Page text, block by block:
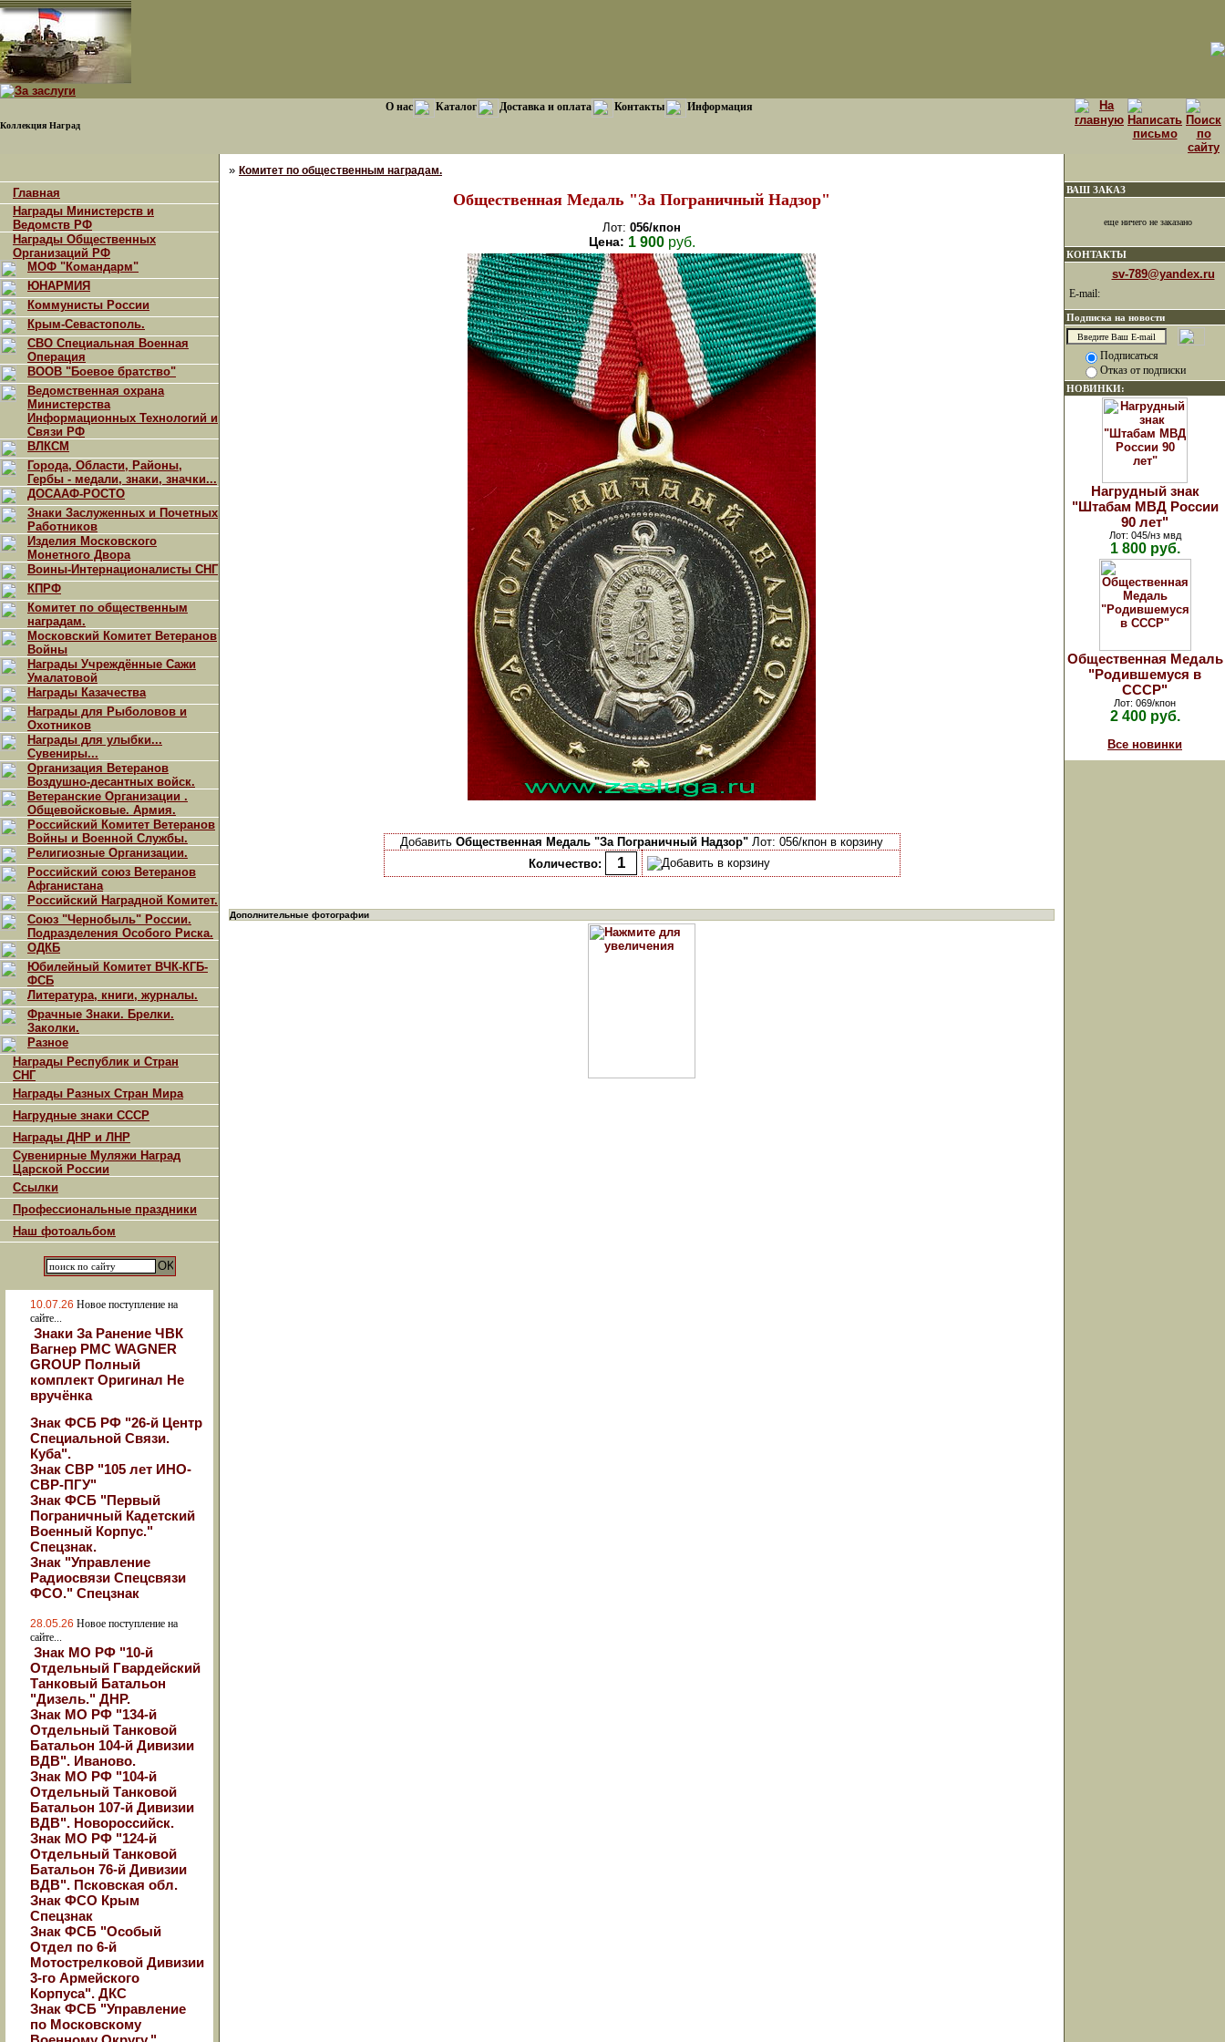
Коллекция Наград
О нас Каталог Доставка и оплата Контакты Информация
Главная
Награды Министерств и
Ведомств РФ
Награды Общественных
Организаций РФ
МОФ "Командарм"
ЮНАРМИЯ
Коммунисты России
Крым-Севастополь.
СВО Специальная Военная
Операция
ВООВ "Боевое братство"
Ведомственная охрана
Министерства
Информационных Технологий и
Связи РФ
ВЛКСМ
Города, Области, Районы,
Гербы - медали, знаки, значки...
ДОСААФ-РОСТО
Знаки Заслуженных и Почетных
Работников
Изделия Московского
Монетного Двора
Воины-Интернационалисты СНГ
КПРФ
Комитет по общественным
наградам.
Московский Комитет Ветеранов
Войны
Награды Учреждённые Сажи
Умалатовой
Награды Казачества
Награды для Рыболовов и
Охотников
Награды для улыбки...
Сувениры...
Организация Ветеранов
Воздушно-десантных войск.
Ветеранские Организации .
Общевойсковые. Армия.
Российский Комитет Ветеранов
Войны и Военной Службы.
Религиозные Организации.
Российский союз Ветеранов
Афганистана
Российский Наградной Комитет.
Союз "Чернобыль" России.
Подразделения Особого Риска.
ОДКБ
Юбилейный Комитет ВЧК-КГБ-
ФСБ
Литература, книги, журналы.
Фрачные Знаки. Брелки.
Заколки.
Разное
Награды Республик и Стран
СНГ
Награды Разных Стран Мира
Нагрудные знаки СССР
Награды ДНР и ЛНР
Сувенирные Муляжи Наград
Царской России
Ссылки
Профессиональные праздники
Наш фотоальбом
10.07.26 Новое поступление на
сайте...
Знаки За Ранение ЧВК
Вагнер РМС WAGNER
GROUP Полный
комплект Оригинал Не
вручёнка
Знак ФСБ РФ "26-й Центр
Специальной Связи.
Куба".
Знак СВР "105 лет ИНО-
СВР-ПГУ"
Знак ФСБ "Первый
Пограничный Кадетский
Военный Корпус."
Спецзнак.
Знак "Управление
Радиосвязи Спецсвязи
ФСО." Спецзнак
28.05.26 Новое поступление на
сайте...
Знак МО РФ "10-й
Отдельный Гвардейский
Танковый Батальон
"Дизель." ДНР.
Знак МО РФ "134-й
Отдельный Танковой
Батальон 104-й Дивизии
ВДВ". Иваново.
Знак МО РФ "104-й
Отдельный Танковой
Батальон 107-й Дивизии
ВДВ". Новороссийск.
Знак МО РФ "124-й
Отдельный Танковой
Батальон 76-й Дивизии
ВДВ". Псковская обл.
Знак ФСО Крым
Спецзнак
Знак ФСБ "Особый
Отдел по 6-й
Мотострелковой Дивизии
3-го Армейского
Корпуса". ДКС
Знак ФСБ "Управление
по Московскому
» Комитет по общественным наградам.
Общественная Медаль "За Пограничный Надзор"
Лот: 056/кпон
Цена: 1 900руб.
Добавить Общественная Медаль "За Пограничный Надзор" Лот: 056/кпон в корзину
Количество:
Дополнительные фотографии
ВАШ ЗАКАЗ
еще ничего не заказано
КОНТАКТЫ
sv-789@yandex.ru
E-mail:
Подписка на новости
Подписаться
Отказ от подписки
НОВИНКИ:
Нагрудный знак
"Штабам МВД России
90 лет"
Лот: 045/нз мвд
1 800 руб.
Общественная Медаль
"Родившемуся в
СССР"
Лот: 069/кпон
2 400 руб.
Все новинки